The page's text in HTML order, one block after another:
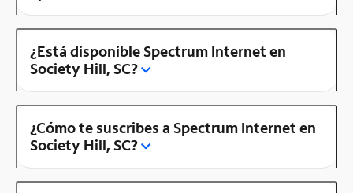
¿Está disponible Spectrum Internet en
Society Hill, SC?
¿Cómo te suscribes a Spectrum Internet en
Society Hill, SC?